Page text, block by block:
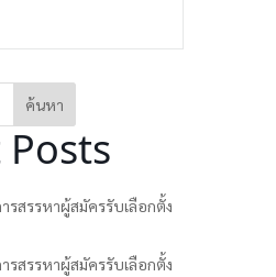
ค้นหา
Posts
รสรรหาผู้สมัครรับเลือกตั้ง
รสรรหาผู้สมัครรับเลือกตั้ง